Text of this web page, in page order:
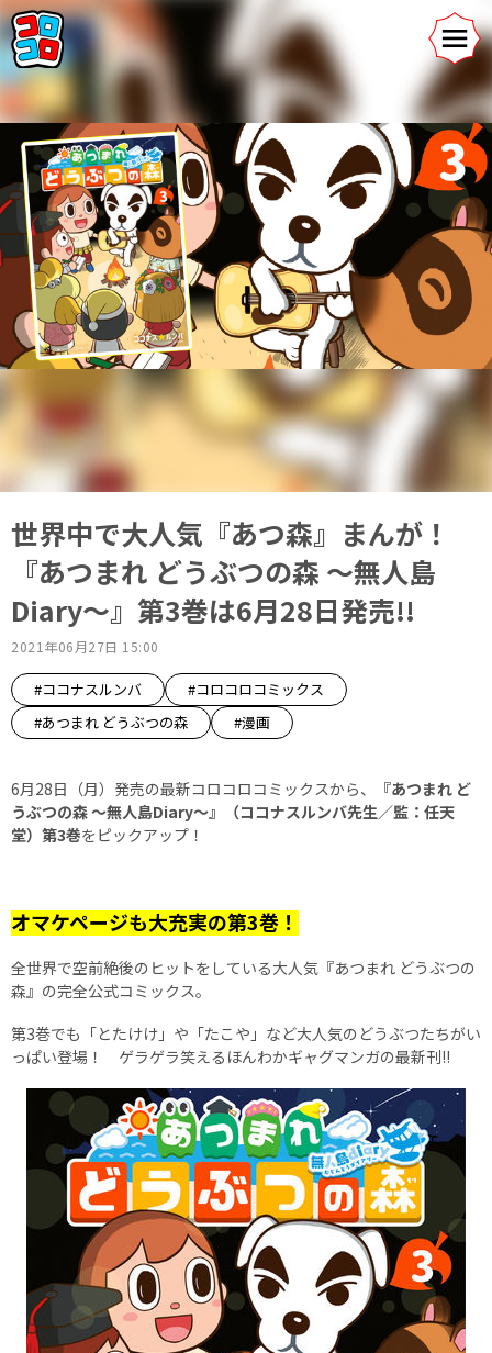
世界中で大人気『あつ森』まんが！
『あつまれ どうぶつの森 ～無人島
Diary～』第3巻は6月28日発売!!
2021年06月27日 15:00
#ココナスルンバ
#コロコロコミックス
#あつまれ どうぶつの森
#漫画
6月28日（月）発売の最新コロコロコミックスから、
『あつまれ ど
うぶつの森 ～無人島Diary～』（ココナスルンバ先生／監：任天
堂）第3巻をピックアップ！
オマケページも大充実の第3巻！
全世界で空前絶後のヒットをしている大人気『あつまれ どうぶつの
森』の完全公式コミックス。
第3巻でも「とたけけ」や「たこや」など大人気のどうぶつたちがい
っぱい登場！ ゲラゲラ笑えるほんわかギャグマンガの最新刊!!